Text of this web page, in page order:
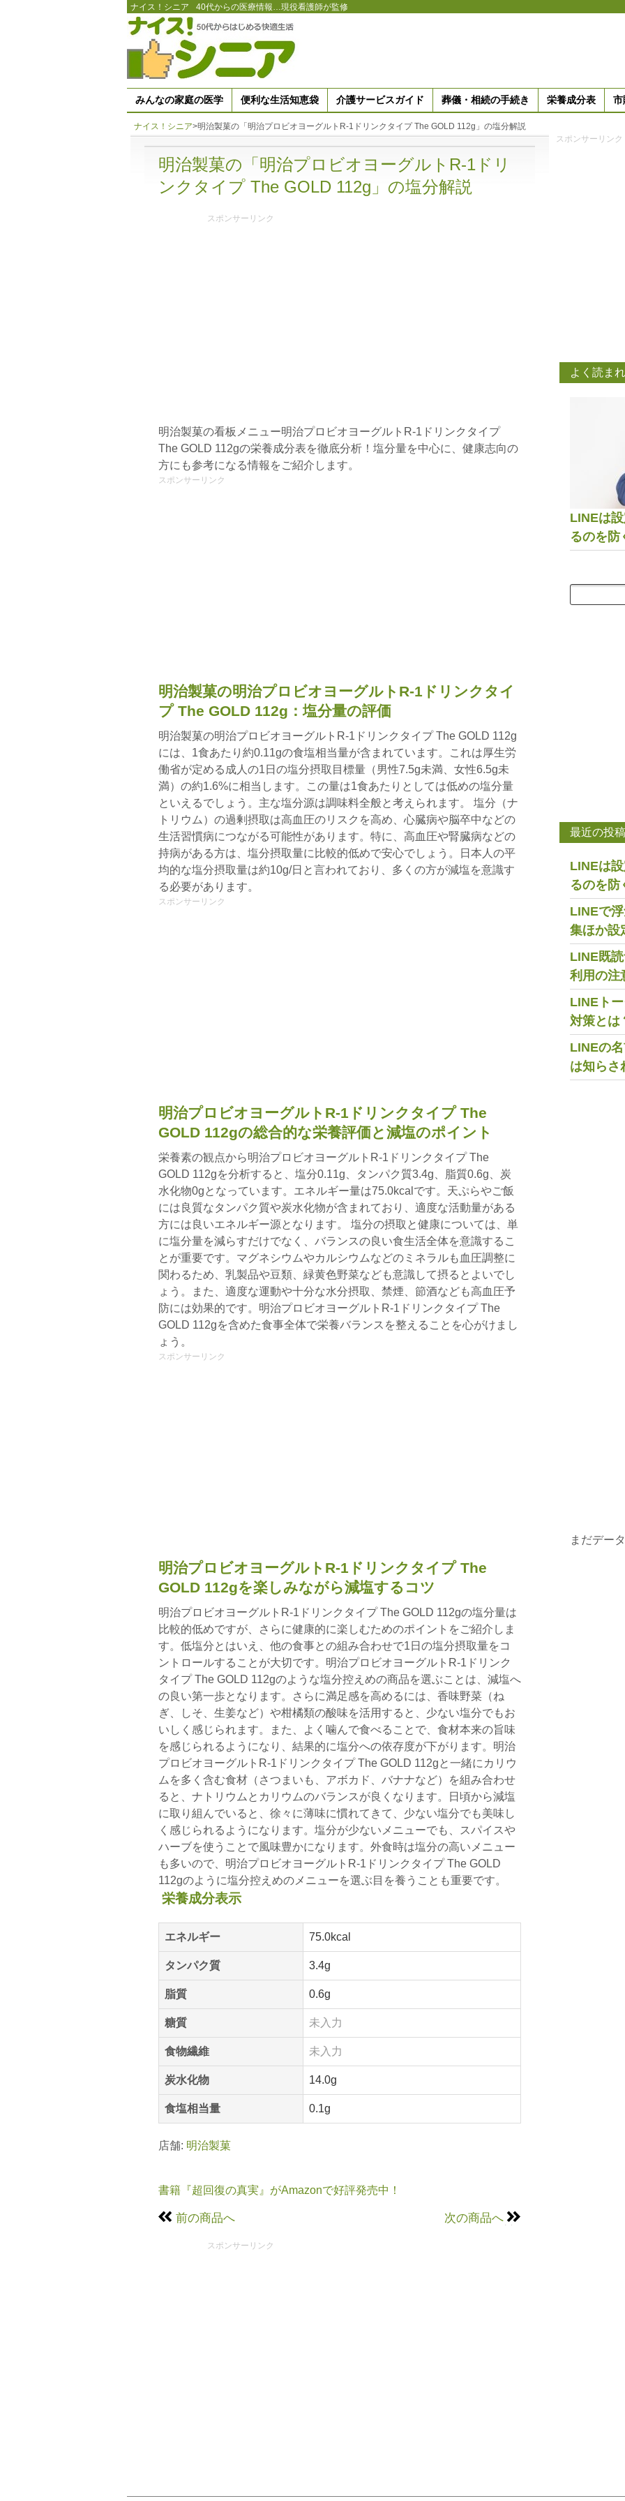
ナイス！シニア 40代からの医療情報…現役看護師が監修
みんなの家庭の医学 便利な生活知恵袋 介護サービスガイド 葬儀・相続の手続き 栄養成分表 市
ナイス！シニア>明治製菓の「明治プロビオヨーグルトR-1ドリンクタイプ The GOLD 112g」の塩分解説
明治製菓の「明治プロビオヨーグルトR-1ドリ
ンクタイプ The GOLD 112g」の塩分解説
スポンサーリンク
明治製菓の看板メニュー明治プロビオヨーグルトR-1ドリンクタイプ
The GOLD 112gの栄養成分表を徹底分析！塩分量を中心に、健康志向の
方にも参考になる情報をご紹介します。
スポンサーリンク
明治製菓の明治プロビオヨーグルトR-1ドリンクタイ
プ The GOLD 112g：塩分量の評価
明治製菓の明治プロビオヨーグルトR-1ドリンクタイプ The GOLD 112g
には、1食あたり約0.11gの食塩相当量が含まれています。これは厚生労
働省が定める成人の1日の塩分摂取目標量（男性7.5g未満、女性6.5g未
満）の約1.6%に相当します。この量は1食あたりとしては低めの塩分量
といえるでしょう。主な塩分源は調味料全般と考えられます。 塩分（ナ
トリウム）の過剰摂取は高血圧のリスクを高め、心臓病や脳卒中などの
生活習慣病につながる可能性があります。特に、高血圧や腎臓病などの
持病がある方は、塩分摂取量に比較的低めで安心でしょう。日本人の平
均的な塩分摂取量は約10g/日と言われており、多くの方が減塩を意識す
る必要があります。
スポンサーリンク
明治プロビオヨーグルトR-1ドリンクタイプ The
GOLD 112gの総合的な栄養評価と減塩のポイント
栄養素の観点から明治プロビオヨーグルトR-1ドリンクタイプ The
GOLD 112gを分析すると、塩分0.11g、タンパク質3.4g、脂質0.6g、炭
水化物0gとなっています。エネルギー量は75.0kcalです。天ぷらやご飯
には良質なタンパク質や炭水化物が含まれており、適度な活動量がある
方には良いエネルギー源となります。 塩分の摂取と健康については、単
に塩分量を減らすだけでなく、バランスの良い食生活全体を意識するこ
とが重要です。マグネシウムやカルシウムなどのミネラルも血圧調整に
関わるため、乳製品や豆類、緑黄色野菜なども意識して摂るとよいでし
ょう。また、適度な運動や十分な水分摂取、禁煙、節酒なども高血圧予
防には効果的です。明治プロビオヨーグルトR-1ドリンクタイプ The
GOLD 112gを含めた食事全体で栄養バランスを整えることを心がけまし
ょう。
スポンサーリンク
明治プロビオヨーグルトR-1ドリンクタイプ The
GOLD 112gを楽しみながら減塩するコツ
明治プロビオヨーグルトR-1ドリンクタイプ The GOLD 112gの塩分量は
比較的低めですが、さらに健康的に楽しむためのポイントをご紹介しま
す。低塩分とはいえ、他の食事との組み合わせで1日の塩分摂取量をコ
ントロールすることが大切です。明治プロビオヨーグルトR-1ドリンク
タイプ The GOLD 112gのような塩分控えめの商品を選ぶことは、減塩へ
の良い第一歩となります。さらに満足感を高めるには、香味野菜（ね
ぎ、しそ、生姜など）や柑橘類の酸味を活用すると、少ない塩分でもお
いしく感じられます。また、よく噛んで食べることで、食材本来の旨味
を感じられるようになり、結果的に塩分への依存度が下がります。明治
プロビオヨーグルトR-1ドリンクタイプ The GOLD 112gと一緒にカリウ
ムを多く含む食材（さつまいも、アボカド、バナナなど）を組み合わせ
ると、ナトリウムとカリウムのバランスが良くなります。日頃から減塩
に取り組んでいると、徐々に薄味に慣れてきて、少ない塩分でも美味し
く感じられるようになります。塩分が少ないメニューでも、スパイスや
ハーブを使うことで風味豊かになります。外食時は塩分の高いメニュー
も多いので、明治プロビオヨーグルトR-1ドリンクタイプ The GOLD
112gのように塩分控えめのメニューを選ぶ目を養うことも重要です。
栄養成分表示
エネルギー 75.0kcal
タンパク質 3.4g
脂質 0.6g
糖質 未入力
食物繊維 未入力
炭水化物 14.0g
食塩相当量 0.1g
店舗: 明治製菓
書籍『超回復の真実』がAmazonで好評発売中！
前の商品へ 次の商品へ
スポンサーリンク
スポンサーリンク
よく読ま
LINEは
るのを防
最近の投稿
LINEは
るのを防
LINEで
集ほか設
LINE既
利用の注
LINEト
対策とは
LINEの
は知らさ
まだデー